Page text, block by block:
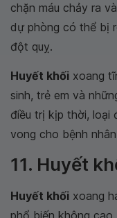
chặn máu chảy ra
dự phòng có thể bị
đột quỵ.
Huyết khối xoang
sinh, trẻ em và
điều trị kịp thời,
vong cho bệnh
11. Huyết
Huyết khối xoang